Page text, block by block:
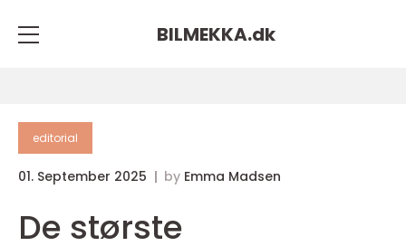
BILMEKKA.dk
editorial
01. September 2025 by Emma Madsen
De største